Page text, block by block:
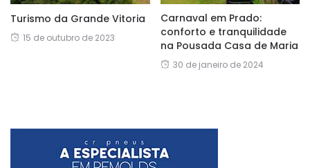
Turismo da Grande Vitoria
15 de outubro de 2023
Carnaval em Prado:
conforto e tranquilidade
na Pousada Casa de Maria
30 de janeiro de 2024